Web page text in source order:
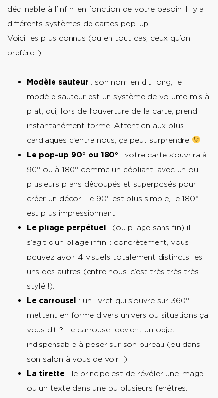
déclinable à l’infini en fonction de votre besoin. Il y a
différents systèmes de cartes pop-up.
Voici les plus connus (ou en tout cas, ceux qu’on
préfère !) :
Modèle sauteur : son nom en dit long, le
modèle sauteur est un système de volume mis à
plat, qui, lors de l’ouverture de la carte, prend
instantanément forme. Attention aux plus
cardiaques d’entre nous, ça peut surprendre
Le pop-up 90° ou 180° : votre carte s’ouvrira à
90° ou à 180° comme un dépliant, avec un ou
plusieurs plans découpés et superposés pour
créer un décor. Le 90° est plus simple, le 180°
est plus impressionnant.
Le pliage perpétuel : (ou pliage sans fin) il
s’agit d’un pliage infini : concrètement, vous
pouvez avoir 4 visuels totalement distincts les
uns des autres (entre nous, c’est très très très
stylé !).
Le carrousel : un livret qui s’ouvre sur 360°
mettant en forme divers univers ou situations ça
vous dit ? Le carrousel devient un objet
indispensable à poser sur son bureau (ou dans
son salon à vous de voir…)
La tirette : le principe est de révéler une image
ou un texte dans une ou plusieurs fenêtres.